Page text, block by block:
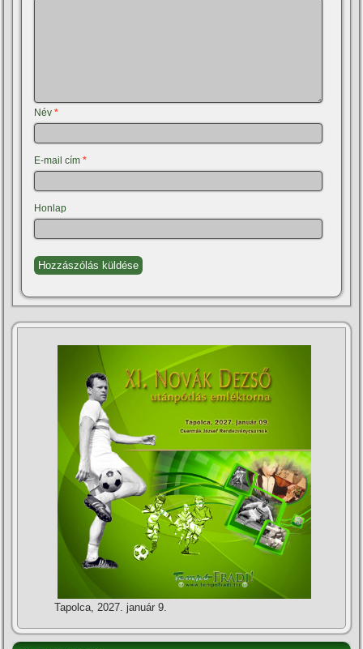
Név*
E-mail cím*
Honlap
Tapolca, 2027. január 9.